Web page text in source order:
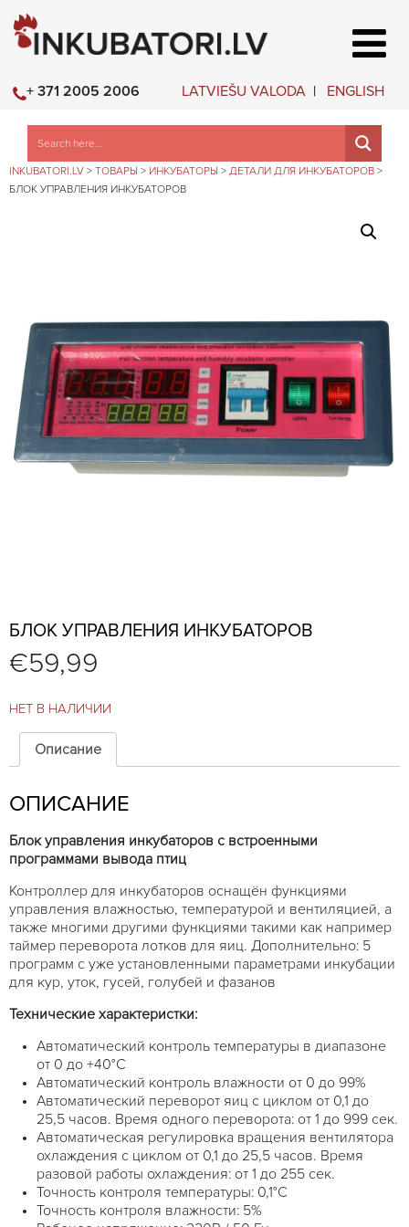
LATVIEŠU VALODA ENGLISH
+ 371 2005 2006
INKUBATORI.LV > ТОВАРЫ > ИНКУБАТОРЫ > ДЕТАЛИ ДЛЯ ИНКУБАТОРОВ >
БЛОК УПРАВЛЕНИЯ ИНКУБАТОРОВ
БЛОК УПРАВЛЕНИЯ ИНКУБАТОРОВ
€59,99
НЕТ В НАЛИЧИИ
Описание
ОПИСАНИЕ
Блок управления инкубаторов с встроенными
программами вывода птиц
Контроллер для инкубаторов оснащён функциями
управления влажностью, температурой и вентиляцией, а
также многими другими функциями такими как например
таймер переворота лотков для яиц. Дополнительно: 5
программ с уже установленными параметрами инкубации
для кур, уток, гусей, голубей и фазанов
Технические характеристки:
Автоматический контроль температуры в диапазоне
от 0 до +40°С
Автоматический контроль влажности от 0 до 99%
Автоматический переворот яиц с циклом от 0,1 до
25,5 часов. Время одного переворота: от 1 до 999 сек.
Автоматическая регулировка вращения вентилятора
охлаждения с циклом от 0,1 до 25,5 часов. Время
разовой работы охлаждения: от 1 до 255 сек.
Точность контроля температуры: 0,1°С
Точность контроля влажности: 5%